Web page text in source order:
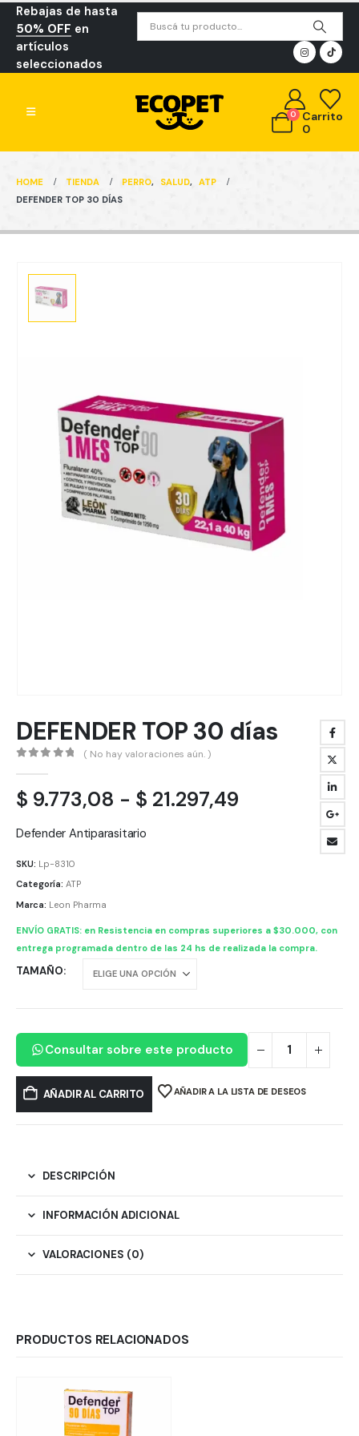
Rebajas de hasta
50% OFF en
artículos
seleccionados
0
Carrito
0
HOME TIENDA PERRO, SALUD, ATP
DEFENDER TOP 30 DÍAS
DEFENDER TOP 30 días
( No hay valoraciones aún. )
$ 9.773,08 - $ 21.297,49
Defender Antiparasitario
SKU: Lp-8310
Categoría: ATP
Marca: Leon Pharma
ENVÍO GRATIS: en Resistencia en compras superiores a $30.000, con
entrega programada dentro de las 24 hs de realizada la compra.
TAMAÑO
Consultar sobre este producto
AÑADIR AL CARRITO AÑADIR A LA LISTA DE DESEOS
DESCRIPCIÓN
INFORMACIÓN ADICIONAL
VALORACIONES (0)
PRODUCTOS RELACIONADOS